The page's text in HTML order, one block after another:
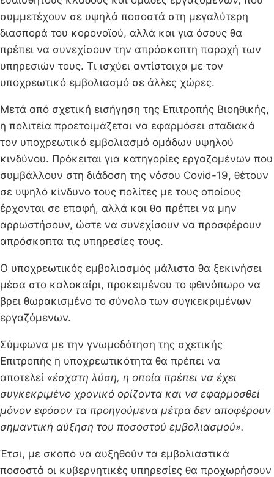
συμμετέχουν σε υψηλά ποσοστά στη μεγαλύτερη
διασπορά του κορονοϊού, αλλά και για όσους θα
πρέπει να συνεχίσουν την απρόσκοπτη παροχή των
υπηρεσιών τους. Τι ισχύει αντίστοιχα με τον
υποχρεωτικό εμβολιασμό σε άλλες χώρες.
Μετά από σχετική εισήγηση της Επιτροπής Βιοηθικής,
η πολιτεία προετοιμάζεται να εφαρμόσει σταδιακά
τον υποχρεωτικό εμβολιασμό ομάδων υψηλού
κινδύνου. Πρόκειται για κατηγορίες εργαζομένων που
συμβάλλουν στη διάδοση της νόσου Covid-19, θέτουν
σε υψηλό κίνδυνο τους πολίτες με τους οποίους
έρχονται σε επαφή, αλλά και θα πρέπει να μην
αρρωστήσουν, ώστε να συνεχίσουν να προσφέρουν
απρόσκοπτα τις υπηρεσίες τους.
Ο υποχρεωτικός εμβολιασμός μάλιστα θα ξεκινήσει
μέσα στο καλοκαίρι, προκειμένου το φθινόπωρο να
βρει θωρακισμένο το σύνολο των συγκεκριμένων
εργαζόμενων.
Σύμφωνα με την γνωμοδότηση της σχετικής
Επιτροπής η υποχρεωτικότητα θα πρέπει να
αποτελεί «έσχατη λύση, η οποία πρέπει να έχει
συγκεκριμένο χρονικό ορίζοντα και να εφαρμοσθεί
μόνον εφόσον τα προηγούμενα μέτρα δεν αποφέρουν
σημαντική αύξηση του ποσοστού εμβολιασμού».
Έτσι, με σκοπό να αυξηθούν τα εμβολιαστικά
ποσοστά οι κυβερνητικές υπηρεσίες θα προχωρήσουν